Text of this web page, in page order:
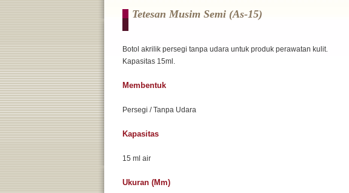
Tetesan Musim Semi (as-15)
Botol akrilik persegi tanpa udara untuk produk perawatan kulit.
Kapasitas 15ml.
Membentuk
Persegi / Tanpa Udara
Kapasitas
15 ml air
Ukuran (mm)